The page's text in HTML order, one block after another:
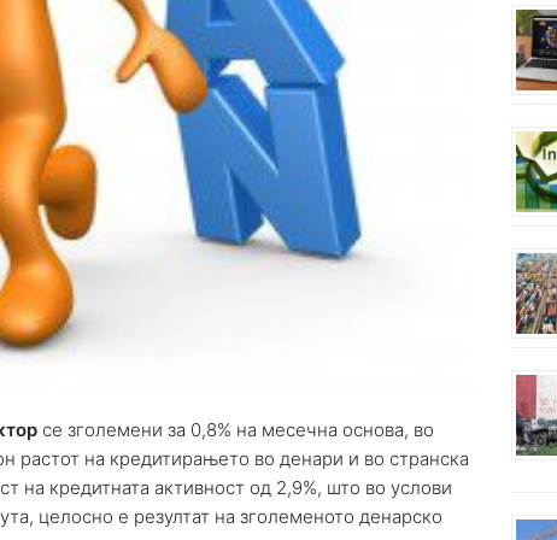
се зголемени за 0,8% на месечна основа, во
растот на кредитирањето во денари и во странска
на кредитната активност од 2,9%, што во услови
целосно е резултат на зголеменото денарско